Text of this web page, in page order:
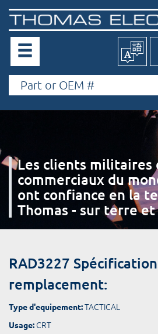
Les clients militaires
commerciaux du
ont confiance en la
Thomas - sur terre et
RAD3227
remplacement:
Type d'equipement:TACTICAL
Usage: CRT